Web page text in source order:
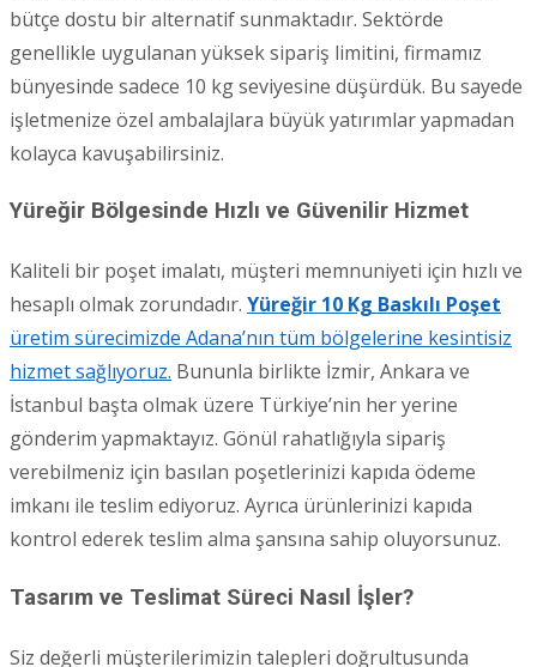
bütçe dostu bir alternatif sunmaktadır. Sektörde
genellikle uygulanan yüksek sipariş limitini, firmamız
bünyesinde sadece 10 kg seviyesine düşürdük. Bu sayede
işletmenize özel ambalajlara büyük yatırımlar yapmadan
kolayca kavuşabilirsiniz.
Yüreğir Bölgesinde Hızlı ve Güvenilir Hizmet
Kaliteli bir poşet imalatı, müşteri memnuniyeti için hızlı ve
hesaplı olmak zorundadır. Yüreğir 10 Kg Baskılı Poşet
üretim sürecimizde Adana’nın tüm bölgelerine kesintisiz
hizmet sağlıyoruz. Bununla birlikte İzmir, Ankara ve
İstanbul başta olmak üzere Türkiye’nin her yerine
gönderim yapmaktayız. Gönül rahatlığıyla sipariş
verebilmeniz için basılan poşetlerinizi kapıda ödeme
imkanı ile teslim ediyoruz. Ayrıca ürünlerinizi kapıda
kontrol ederek teslim alma şansına sahip oluyorsunuz.
Tasarım ve Teslimat Süreci Nasıl İşler?
Siz değerli müşterilerimizin talepleri doğrultusunda